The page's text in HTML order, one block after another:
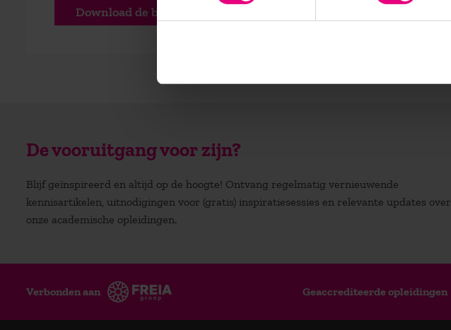
Download de brochure
De vooruitgang voor zijn?
Blijf geïnspireerd en altijd op de hoogte! Ontvang regelmatig vernieuwende
kennisartikelen, uitnodigingen voor (gratis) inspiratiesessies en relevante updates over
onze academische opleidingen.
Verbonden aan Geaccrediteerde opleidingen